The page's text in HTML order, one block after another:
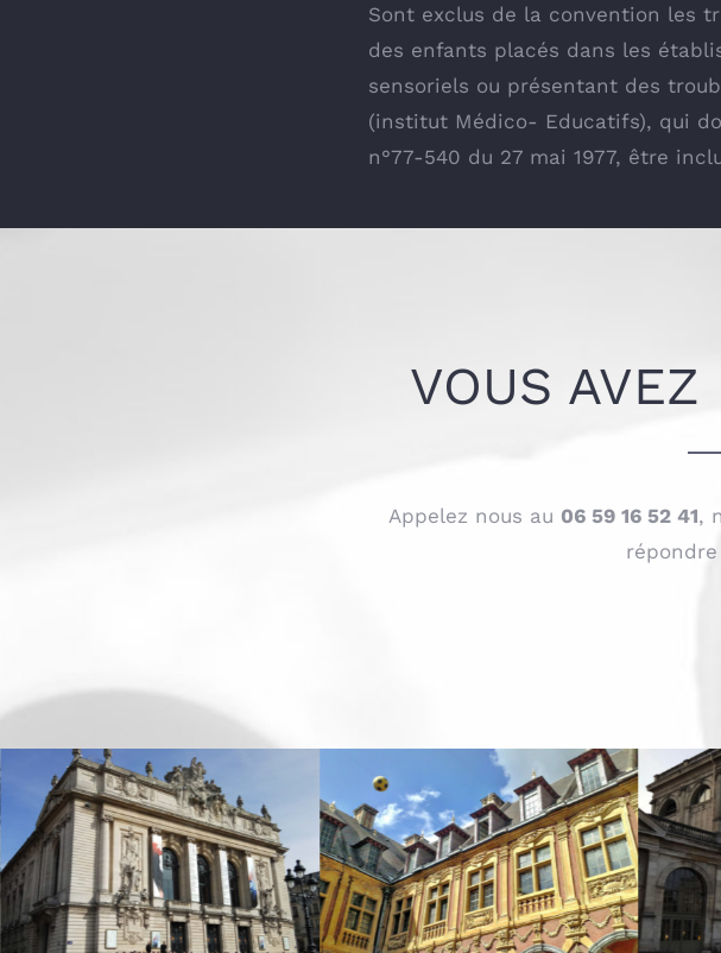
Sont exclus de la convention les
des enfants placés dans les
sensoriels ou présentant des
(institut Médico- Educatifs), qui
n°77-540 du 27 mai 1977, être
VOUS
Appelez nous au 06 59 16 52 41,